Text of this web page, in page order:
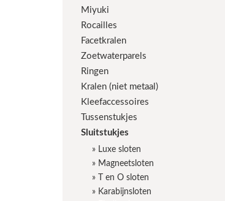
Miyuki
Rocailles
Facetkralen
Zoetwaterparels
Ringen
Kralen (niet metaal)
Kleefaccessoires
Tussenstukjes
Sluitstukjes
» Luxe sloten
» Magneetsloten
»
T en O sloten
» Karabijnsloten